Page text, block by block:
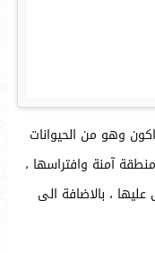
وهو من الحيوانات
آمنة وافتراسها ،
، بالاضافة الى